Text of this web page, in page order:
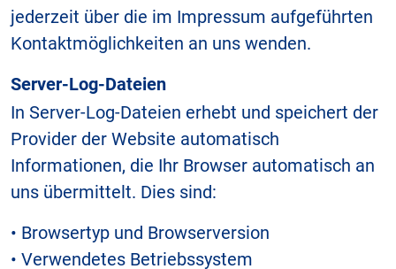
jederzeit über die im Impressum aufgeführten
Kontaktmöglichkeiten an uns wenden.
Server-Log-Dateien
In Server-Log-Dateien erhebt und speichert der
Provider der Website automatisch
Informationen, die Ihr Browser automatisch an
uns übermittelt. Dies sind:
• Browsertyp und Browserversion
• Verwendetes Betriebssystem